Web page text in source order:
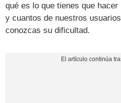
qué es lo que tienes que
y cuantos de nuestros
conozcas su dificultad.